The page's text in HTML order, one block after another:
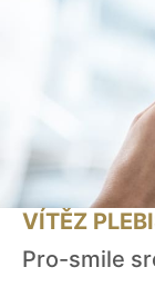
VÍTĚZ
Pro-smile